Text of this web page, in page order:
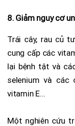
8. Giảm nguy cơ
Trái cây, rau củ
cung cấp các
lại bệnh tật và
selenium và các
vitamin E…
Một nghiên cứu